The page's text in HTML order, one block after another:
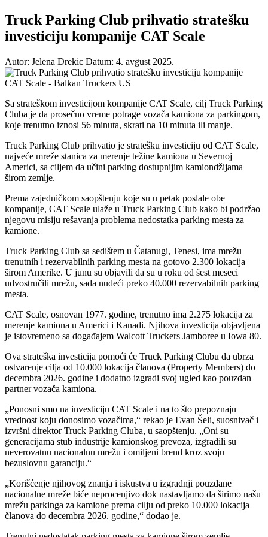
Truck Parking Club prihvatio stratešku
investiciju kompanije CAT Scale
Autor: Jelena Drekic Datum: 4. avgust 2025.
Sa strateškom investicijom kompanije CAT Scale, cilj Truck Parking
Cluba je da prosečno vreme potrage vozača kamiona za parkingom,
koje trenutno iznosi 56 minuta, skrati na 10 minuta ili manje.
Truck Parking Club prihvatio je stratešku investiciju od CAT Scale,
najveće mreže stanica za merenje težine kamiona u Severnoj
Americi, sa ciljem da učini parking dostupnijim kamiondžijama
širom zemlje.
Prema zajedničkom saopštenju koje su u petak poslale obe
kompanije, CAT Scale ulaže u Truck Parking Club kako bi podržao
njegovu misiju rešavanja problema nedostatka parking mesta za
kamione.
Truck Parking Club sa sedištem u Čatanugi, Tenesi, ima mrežu
trenutnih i rezervabilnih parking mesta na gotovo 2.300 lokacija
širom Amerike. U junu su objavili da su u roku od šest meseci
udvostručili mrežu, sada nudeći preko 40.000 rezervabilnih parking
mesta.
CAT Scale, osnovan 1977. godine, trenutno ima 2.275 lokacija za
merenje kamiona u Americi i Kanadi. Njihova investicija objavljena
je istovremeno sa događajem Walcott Truckers Jamboree u Iowa 80.
Ova strateška investicija pomoći će Truck Parking Clubu da ubrza
ostvarenje cilja od 10.000 lokacija članova (Property Members) do
decembra 2026. godine i dodatno izgradi svoj ugled kao pouzdan
partner vozača kamiona.
„Ponosni smo na investiciju CAT Scale i na to što prepoznaju
vrednost koju donosimo vozačima,“ rekao je Evan Šeli, suosnivač i
izvršni direktor Truck Parking Cluba, u saopštenju. „Oni su
generacijama stub industrije kamionskog prevoza, izgradili su
neverovatnu nacionalnu mrežu i omiljeni brend kroz svoju
bezuslovnu garanciju.“
„Korišćenje njihovog znanja i iskustva u izgradnji pouzdane
nacionalne mreže biće neprocenjivo dok nastavljamo da širimo našu
mrežu parkinga za kamione prema cilju od preko 10.000 lokacija
članova do decembra 2026. godine,“ dodao je.